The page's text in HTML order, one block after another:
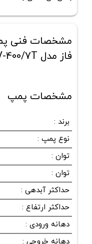
مشخصات فنی
فاز مدل U9SV-400/7T
مشخصات پمپ
برند :
نوع پمپ :
توان :
توان :
حداکثر آبدهی :
حداکثر ارتفاع :
دهانه ورودی :